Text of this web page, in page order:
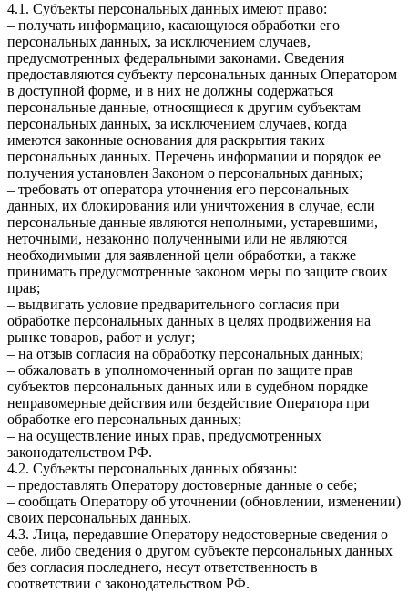
4.1. Субъекты персональных данных имеют право:
– получать информацию, касающуюся обработки его
персональных данных, за исключением случаев,
предусмотренных федеральными законами. Сведения
предоставляются субъекту персональных данных Оператором
в доступной форме, и в них не должны содержаться
персональные данные, относящиеся к другим субъектам
персональных данных, за исключением случаев, когда
имеются законные основания для раскрытия таких
персональных данных. Перечень информации и порядок ее
получения установлен Законом о персональных данных;
– требовать от оператора уточнения его персональных
данных, их блокирования или уничтожения в случае, если
персональные данные являются неполными, устаревшими,
неточными, незаконно полученными или не являются
необходимыми для заявленной цели обработки, а также
принимать предусмотренные законом меры по защите своих
прав;
– выдвигать условие предварительного согласия при
обработке персональных данных в целях продвижения на
рынке товаров, работ и услуг;
– на отзыв согласия на обработку персональных данных;
– обжаловать в уполномоченный орган по защите прав
субъектов персональных данных или в судебном порядке
неправомерные действия или бездействие Оператора при
обработке его персональных данных;
– на осуществление иных прав, предусмотренных
законодательством РФ.
4.2. Субъекты персональных данных обязаны:
– предоставлять Оператору достоверные данные о себе;
– сообщать Оператору об уточнении (обновлении, изменении)
своих персональных данных.
4.3. Лица, передавшие Оператору недостоверные сведения о
себе, либо сведения о другом субъекте персональных данных
без согласия последнего, несут ответственность в
соответствии с законодательством РФ.